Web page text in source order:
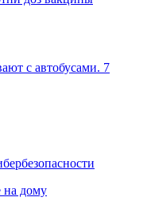
с автобусами. 7
на дому